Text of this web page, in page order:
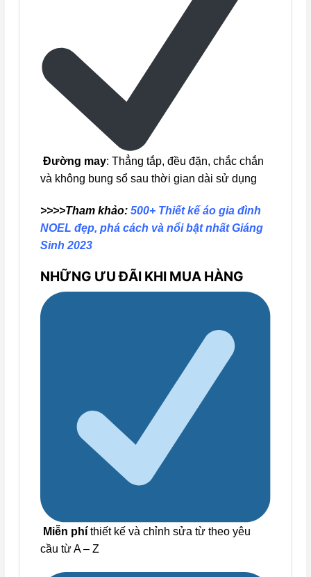
Đường may: Thẳng tắp, đều đặn, chắc chắn
và không bung sổ sau thời gian dài sử dụng
>>>>Tham khảo: 500+ Thiết kế áo gia đình
NOEL đẹp, phá cách và nổi bật nhất Giáng
Sinh 2023
NHỮNG ƯU ĐÃI KHI MUA HÀNG
Miễn phí thiết kế và chỉnh sửa từ theo yêu
cầu từ A – Z